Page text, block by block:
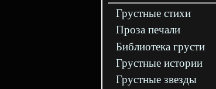
Грустные стихи
Проза печали
Библиотека грусти
Грустные истории
Грустные звезды